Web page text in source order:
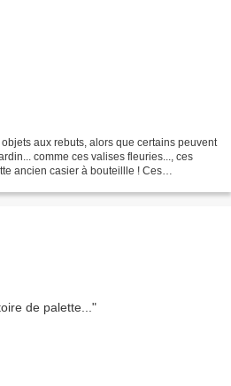
aux rebuts, alors que certains peuvent
comme ces valises fleuries..., ces
ancien casier à bouteillle ! Ces